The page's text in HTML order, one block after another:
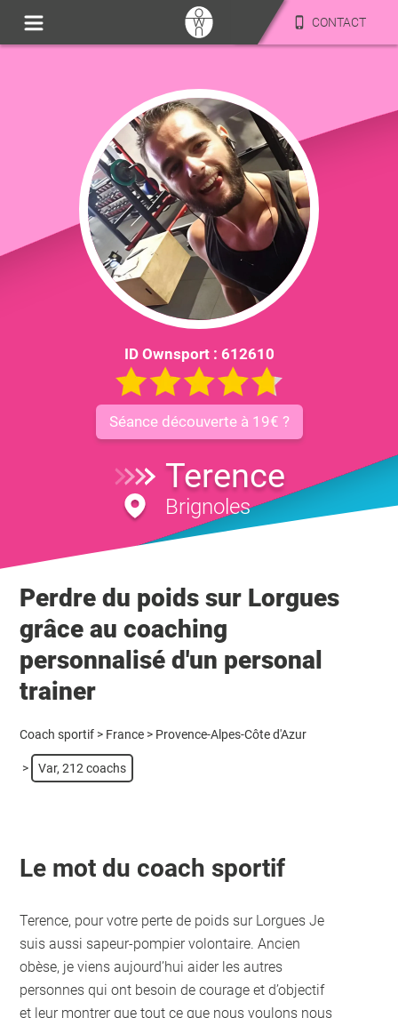
CONTACT
ID Ownsport : 612610
Séance découverte à 19€ ?
Terence
Brignoles
Perdre du poids sur Lorgues
grâce au coaching
personnalisé d'un personal
trainer
Coach sportif > France > Provence-Alpes-Côte d'Azur
> Var, 212 coachs
Le mot du coach sportif
Terence, pour votre perte de poids sur Lorgues Je
suis aussi sapeur-pompier volontaire. Ancien
obèse, je viens aujourd’hui aider les autres
personnes qui ont besoin de courage et d’objectif
et leur montrer que tout ce que nous voulons nous